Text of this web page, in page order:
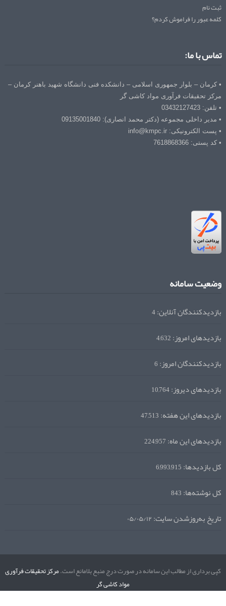
ثبت نام
کلمه عبور را فراموش کردم؟
تماس با ما:
• کرمان – بلوار جمهوری اسلامی – دانشکده فنی دانشگاه شهید باهنر کرمان –
مرکز تحقیقات فرآوری مواد کاشی گر
• تلفن: 03432127423
• مدیر داخلی مجموعه (دکتر محمد انصاری): 09135001840
• پست الکترونیکی: info@kmpc.ir
• کد پستی: 7618868366
وضعیت سامانه
بازدیدکنندگان آنلاین:4
بازدیدهای امروز:4,632
بازدیدکنندگان امروز:6
بازدیدهای دیروز:10,764
بازدیدهای این هفته:47,513
بازدیدهای این ماه:224,957
کل بازدیدها:6,993,915
کل نوشته‌ها:843
تاریخ به‌روزشدن سایت:۰۵/۰۵/۱۲
کپی برداری از مطالب این سامانه در صورت درج منبع بلامانع است.مرکز تحقیقات فرآوری
مواد کاشی گر